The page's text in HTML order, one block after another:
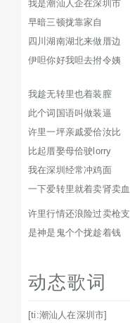
我是潮汕人企在深圳市
早暗三顿拢靠家自
四川湖南湖北来做厝边
伊呾你好我呾去拊令姨
我趁无转里也着装膣
此个词国语叫做装逼
许里一坪亲戚爱佮汝比
比起厝娶母佮驶lorry
我在深圳经常冲鸡面
一下爱转里就着卖肾卖血
许里行情还浪险过卖枪支
是神是鬼个个拢趁着钱
动态歌词
[ti:潮汕人在深圳市]